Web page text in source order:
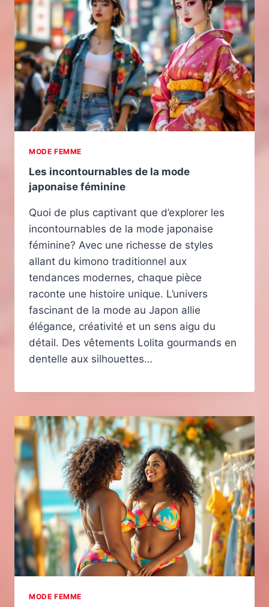
MODE FEMME
Les incontournables de la mode
japonaise féminine
Quoi de plus captivant que d’explorer les
incontournables de la mode japonaise
féminine? Avec une richesse de styles
allant du kimono traditionnel aux
tendances modernes, chaque pièce
raconte une histoire unique. L’univers
fascinant de la mode au Japon allie
élégance, créativité et un sens aigu du
détail. Des vêtements Lolita gourmands en
dentelle aux silhouettes…
MODE FEMME